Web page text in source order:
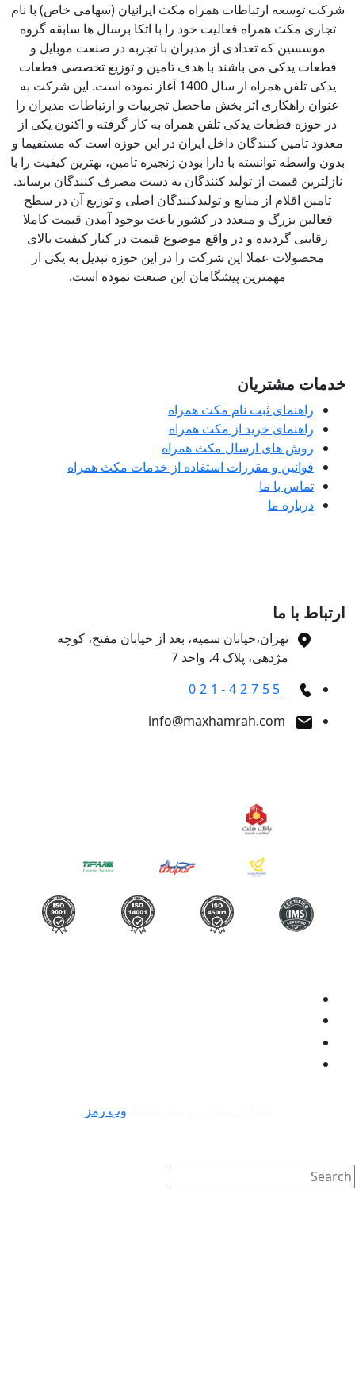
توسعه ارتباطات همراه مکث ایرانیان (سهامی خاص) با نام
مکث همراه فعالیت خود را با اتکا برسال ها سابقه گروه
موسسین که تعدادی از مدیران با تجربه در صنعت موبایل و
یدکی می باشند با هدف تامین و توزیع تخصصی قطعات
یدکی تلفن همراه از سال 1400 آغاز نموده است. این شرکت به
راهکاری اثر بخش ماحصل تجربیات و ارتباطات مدیران را
حوزه قطعات یدکی تلفن همراه به کار گرفته و اکنون یکی از
تامین کنندگان داخل ایران در این حوزه است که مستقیما و
واسطه توانسته با دارا بودن زنجیره تامین، بهترین کیفیت را با
قیمت از تولید کنندگان به دست مصرف کنندگان برساند.
تامین اقلام از منابع و تولیدکنندگان اصلی و توزیع آن در سطح
فعالین بزرگ و متعدد در کشور باعث بوجود آمدن قیمت کاملا
رقابتی گردیده و در واقع موضوع قیمت در کنار کیفیت بالای
محصولات عملا این شرکت را در این حوزه تبدیل به یکی از
مهمترین پیشگامان این صنعت نموده است.
مشتریان
راهنمای ثبت نام مکث همراه
راهنمای خرید از مکث همراه
روش های ارسال مکث همراه
قوانین و مقررات استفاده از خدمات مکث همراه
تماس با ما
درباره ما
با ما
تهران،خیابان سمیه، بعد از خیابان مفتح، کوچه
مژدهی، پلاک 4، واحد 7
021-42755
info@maxhamrah.com
وب رمز